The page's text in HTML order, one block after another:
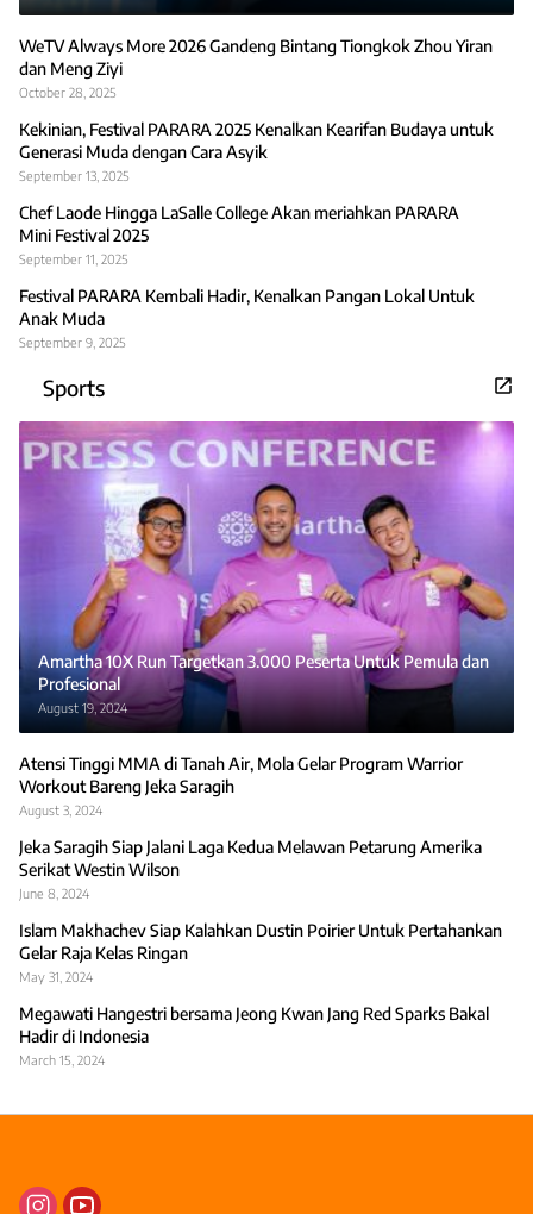
WeTV Always More 2026 Gandeng Bintang Tiongkok Zhou Yiran
dan Meng Ziyi
October 28, 2025
Kekinian, Festival PARARA 2025 Kenalkan Kearifan Budaya untuk
Generasi Muda dengan Cara Asyik
September 13, 2025
Chef Laode Hingga LaSalle College Akan meriahkan PARARA
Mini Festival 2025
September 11, 2025
Festival PARARA Kembali Hadir, Kenalkan Pangan Lokal Untuk
Anak Muda
September 9, 2025
Sports
Amartha 10X Run Targetkan 3.000 Peserta Untuk Pemula dan
Profesional
August 19, 2024
Atensi Tinggi MMA di Tanah Air, Mola Gelar Program Warrior
Workout Bareng Jeka Saragih
August 3, 2024
Jeka Saragih Siap Jalani Laga Kedua Melawan Petarung Amerika
Serikat Westin Wilson
June 8, 2024
Islam Makhachev Siap Kalahkan Dustin Poirier Untuk Pertahankan
Gelar Raja Kelas Ringan
May 31, 2024
Megawati Hangestri bersama Jeong Kwan Jang Red Sparks Bakal
Hadir di Indonesia
March 15, 2024